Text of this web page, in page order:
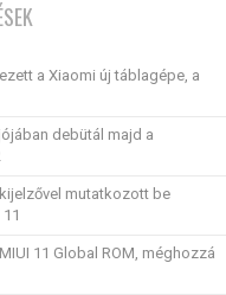
a Xiaomi új táblagépe, a
debütál majd a
mutatkozott be
11 Global ROM, méghozzá